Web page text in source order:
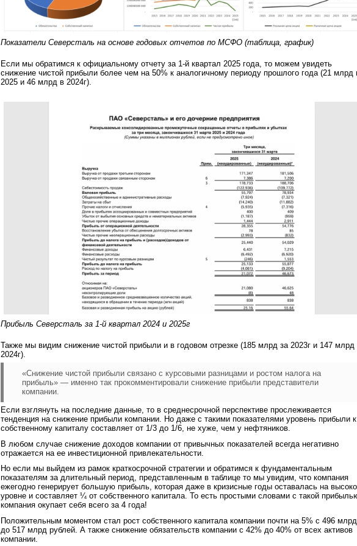
Показатели Северсталь на основе годовых отчетов по МСФО (таблица, график)
Если мы обратимся к официальному отчету за 1-й квартал 2025 года, то можем увидеть
снижение чистой прибыли более чем на 50% к аналогичному периоду прошлого года (21 млрд
2025 и 46 млрд в 2024г).
Прибыль Северсталь за 1-й квартал 2024 и 2025г
Также мы видим снижение чистой прибыли и в годовом отрезке (185 млрд за 2023г и 147 млрд
2024г).
«Снижение чистой прибыли связано с курсовыми разницами и ростом налога на
прибыль» — именно так прокомментировали снижение прибыли представители
компании.
Если взглянуть на последние данные, то в среднесрочной перспективе прослеживается
тенденция на снижение прибыли компании. Но даже с такими показателями уровень прибыли к
собственному капиталу составляет от 1/3 до 1/6, не хуже, чем у нефтяников.
В любом случае снижение доходов компании от привычных показателей всегда негативно
отражается на ее инвестиционной привлекательности.
Но если мы выйдем из рамок краткосрочной стратегии и обратимся к фундаментальным
показателям за длительный период, представленным в таблице то мы увидим, что компания
ежегодно генерирует большую прибыль, которая даже в кризисные годы оставалась на
уровне и составляет ¼ от собственного капитала. То есть простыми словами с такой
компания окупает себя всего за 4 года!
Положительным моментом стал рост собственного капитала компании почти на 5% с 496 млрд
до 517 млрд рублей. А также снижение обязательств компании с 42% до 40% от всех активов
компании.